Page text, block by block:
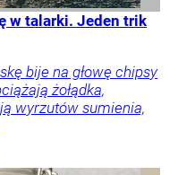
w talarki. Jeden trik
bije na głowę chipsy
żołądka,
wyrzutów sumienia,